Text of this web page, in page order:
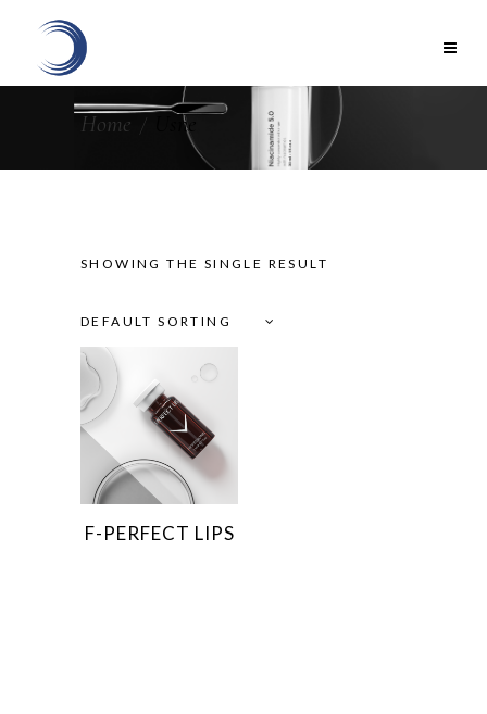
Home Usne
SHOWING THE SINGLE RESULT
DEFAULT SORTING
F-PERFECT LIPS